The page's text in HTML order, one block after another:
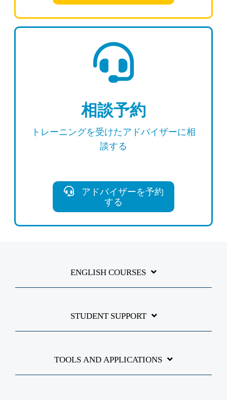
相談予約
トレーニングを受けたアドバイザーに相
談する
アドバイザーを予約
する
ENGLISH COURSES
STUDENT SUPPORT
TOOLS AND APPLICATIONS